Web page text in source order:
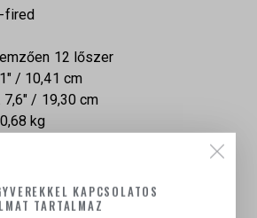
fired
12 lőszer
/ 10,41 cm
/ 19,30 cm
kg
KAPCSOLATOS
TARTALMAZ